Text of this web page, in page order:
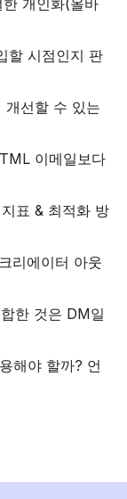
개인화(올바
할 시점인지 판
선할 수 있는
이메일보다
표 & 최적화 방
리에이터 아웃
한 것은 DM일
해야 할까? 언